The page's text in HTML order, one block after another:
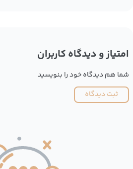
امتیاز و دیدگاه کاربران
شما هم دیدگاه خود را بنویسید
ثبت دیدگاه